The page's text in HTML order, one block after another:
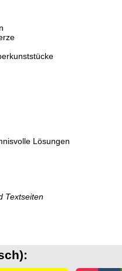
Lösungen
Textseiten